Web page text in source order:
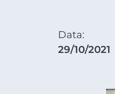
Data:
29/10/2021